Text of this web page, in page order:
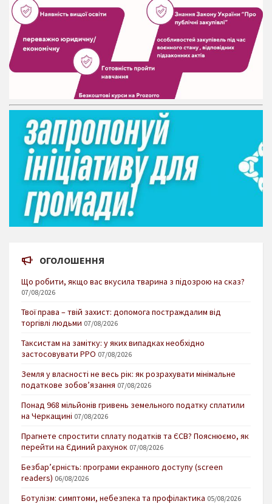
ОГОЛОШЕННЯ
Що робити, якщо вас вкусила тварина з підозрою на сказ?
07/08/2026
Твої права – твій захист: допомога постраждалим від
торгівлі людьми 07/08/2026
Таксистам на замітку: у яких випадках необхідно
застосовувати РРО 07/08/2026
Земля у власності не весь рік: як розрахувати мінімальне
податкове зобов’язання 07/08/2026
Понад 968 мільйонів гривень земельного податку сплатили
на Черкащині 07/08/2026
Прагнете спростити сплату податків та ЄСВ? Пояснюємо, як
перейти на Єдиний рахунок 07/08/2026
Безбар’єрність: програми екранного доступу (screen
readers) 06/08/2026
Ботулізм: симптоми, небезпека та профілактика 05/08/2026